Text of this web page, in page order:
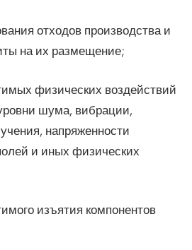
отходов производства и
на их размещение;
физических воздействий
шума, вибрации,
напряженности
и иных физических
изъятия компонентов